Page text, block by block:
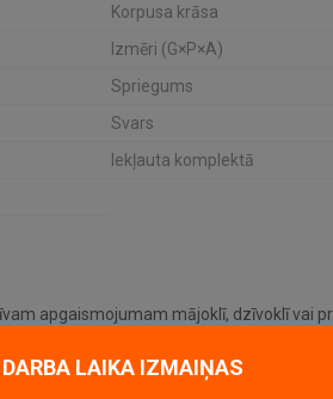
Korpusa krāsa
Izmēri (G×P×A)
Spriegums
Svars
Iekļauta komplektā
apgaismojumam mājoklī, dzīvoklī vai
DARBA LAIKA IZMAIŅAS